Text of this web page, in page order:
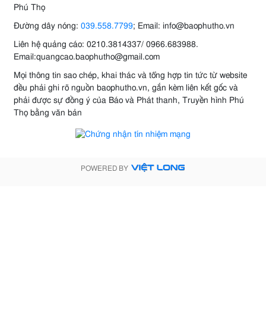
Phú Thọ
Đường dây nóng: 039.558.7799; Email: info@baophutho.vn
Liên hệ quảng cáo: 0210.3814337/ 0966.683988.
Email:quangcao.baophutho@gmail.com
Mọi thông tin sao chép, khai thác và tổng hợp tin tức từ website
đều phải ghi rõ nguồn baophutho.vn, gắn kèm liên kết gốc và
phải được sự đồng ý của Báo và Phát thanh, Truyền hình Phú
Thọ bằng văn bản
POWERED BY